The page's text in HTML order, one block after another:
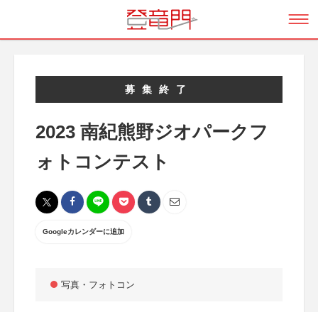
募集終了
2023 南紀熊野ジオパークフ
ォトコンテスト
Googleカレンダーに追加
写真・フォトコン